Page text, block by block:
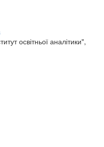
освітньої аналітики",